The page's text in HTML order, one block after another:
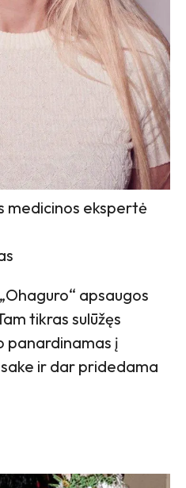
medicinos ekspertė
apsaugos
tikras sulūžęs
panardinamas į
ir dar pridedama